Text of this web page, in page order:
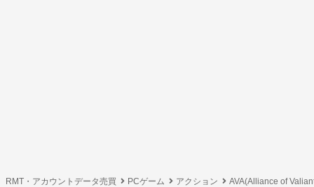
RMT・アカウントデータ売買 PCゲーム アクション AVA(Alliance of